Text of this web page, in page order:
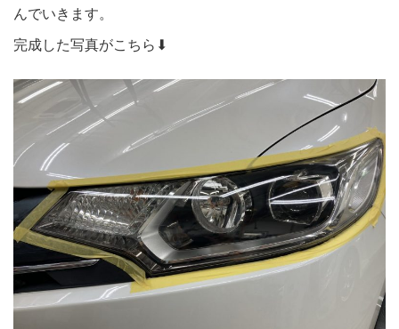
んでいきます。
完成した写真がこちら⬇︎